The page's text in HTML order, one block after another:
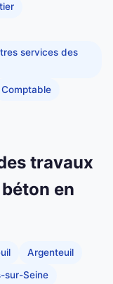
services des
Comptable
travaux
en
Argenteuil
sur-Seine